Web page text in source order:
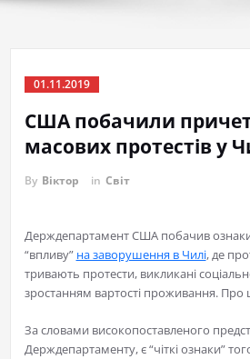
01.11.2019
США побачили
масових протестів у
By Віктор in Світ
Держдепартамент США побачив ознаки
“впливу” на заворушення в Чилі, де
тривають протести, викликані
зростанням вартості проживання. Про
За словами високопоставленого
Держдепартаменту, є “чіткі ознаки”